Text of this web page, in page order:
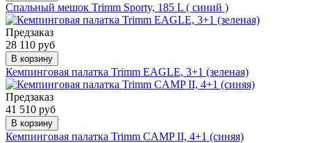
Спальный мешок Trimm Sporty, 185 L ( синий )
Предзаказ
28 110 руб
В корзину
Кемпинговая палатка Trimm EAGLE, 3+1 (зеленая)
Предзаказ
41 510 руб
В корзину
Кемпинговая палатка Trimm CAMP II, 4+1 (синяя)